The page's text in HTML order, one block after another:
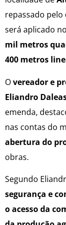
repassado pelo
será aplicado no
mil metros
400 metros
Overeador e
Eliandro
emenda,
nas contas do
abertura do
obras.
Segundo
segurança e
o acesso da